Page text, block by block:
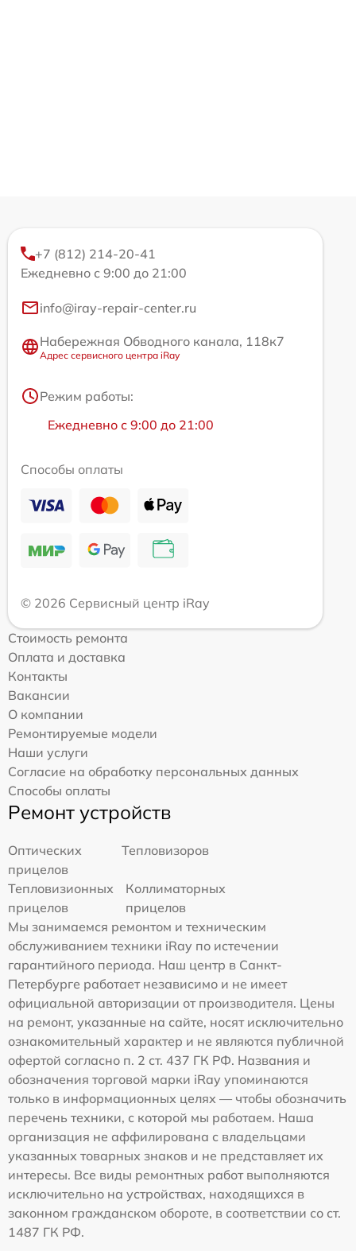
+7 (812) 214-20-41
Ежедневно с 9:00 до 21:00
info@iray-repair-center.ru
Набережная Обводного канала, 118к7
Адрес сервисного центра iRay
Режим работы:
Ежедневно с 9:00 до 21:00
Способы оплаты
© 2026 Сервисный центр iRay
Стоимость ремонта
Оплата и доставка
Контакты
Вакансии
О компании
Ремонтируемые модели
Наши услуги
Согласие на обработку персональных данных
Способы оплаты
Ремонт устройств
Оптических
прицелов
Тепловизоров
Тепловизионных
прицелов
Коллиматорных
прицелов
Мы занимаемся ремонтом и техническим
обслуживанием техники iRay по истечении
гарантийного периода. Наш центр в Санкт-
Петербурге работает независимо и не имеет
официальной авторизации от производителя. Цены
на ремонт, указанные на сайте, носят исключительно
ознакомительный характер и не являются публичной
офертой согласно п. 2 ст. 437 ГК РФ. Названия и
обозначения торговой марки iRay упоминаются
только в информационных целях — чтобы обозначить
перечень техники, с которой мы работаем. Наша
организация не аффилирована с владельцами
указанных товарных знаков и не представляет их
интересы. Все виды ремонтных работ выполняются
исключительно на устройствах, находящихся в
законном гражданском обороте, в соответствии со ст.
1487 ГК РФ.